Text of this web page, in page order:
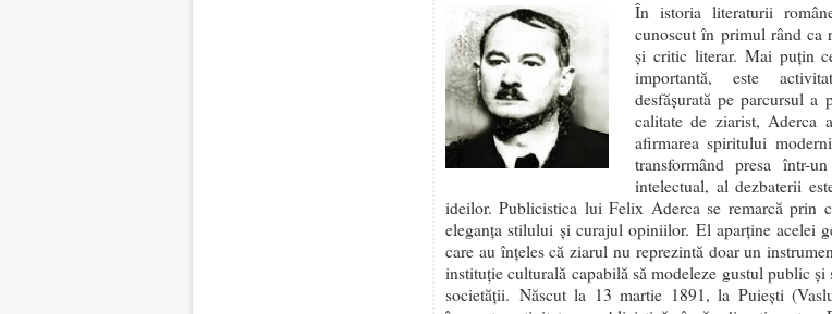
În istoria literaturii
cunoscut în primul rând ca
și critic literar. Mai puțin
importantă, este
desfășurată pe parcursul a
calitate de ziarist, Aderca
afirmarea spiritului
transformând presa într-
intelectual, al dezbaterii
ideilor. Publicistica lui Felix Aderca se remarcă prin
eleganța stilului și curajul opiniilor. El aparține acelei
care au înțeles că ziarul nu reprezintă doar un
instituție culturală capabilă să modeleze gustul public
societății. Născut la 13 martie 1891, la Puiești